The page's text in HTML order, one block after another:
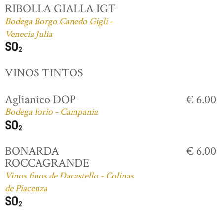
RIBOLLA GIALLA IGT
Bodega Borgo Canedo Gigli -
Venecia Julia
VINOS TINTOS
Aglianico DOP
Bodega Iorio - Campania
€ 6.00
BONARDA
ROCCAGRANDE
Vinos finos de Dacastello - Colinas
de Piacenza
€ 6.00